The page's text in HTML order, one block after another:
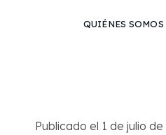
QUIÉNES SOMOS
Publicado el 1 de julio